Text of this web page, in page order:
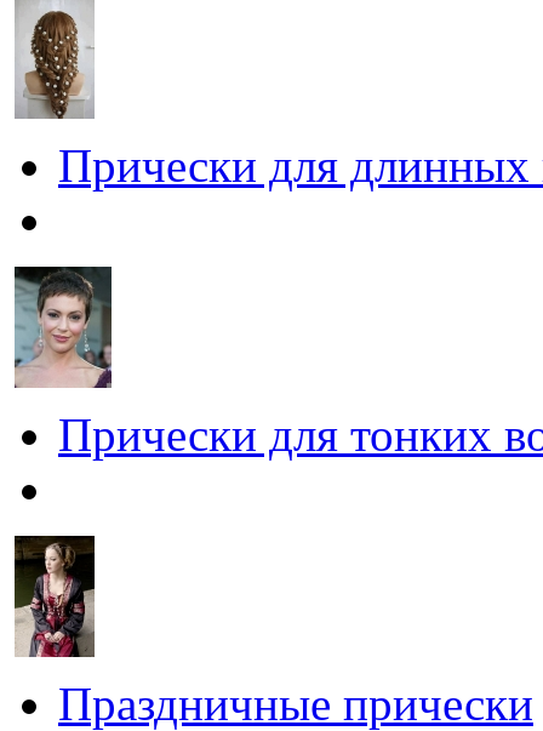
Прически для длинных
Прически для тонких
Праздничные прически